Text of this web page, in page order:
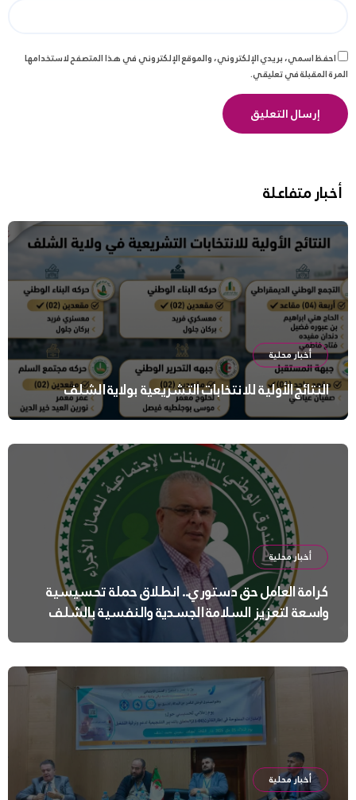
احفظ اسمي، بريدي الإلكتروني، والموقع الإلكتروني في هذا المتصفح لاستخدامها
المرة المقبلة في تعليقي.
أخبار متفاعلة
أخبار محلية
النتائج الأولية للانتخابات التشريعية بولاية الشلف
أخبار محلية
كرامة العامل حق دستوري.. انطلاق حملة تحسيسية
واسعة لتعزيز السلامة الجسدية والنفسية بالشلف
أخبار محلية